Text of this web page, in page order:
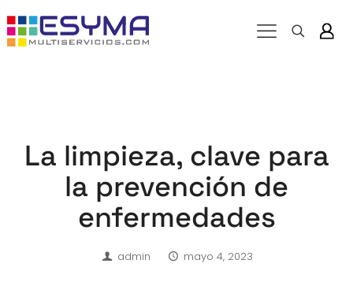
La limpieza, clave para
la prevención de
enfermedades
admin mayo 4, 2023